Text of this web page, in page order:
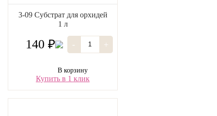
3-09 Субстрат для орхидей
1 л
140 ₽ - +
В корзину
Купить в 1 клик